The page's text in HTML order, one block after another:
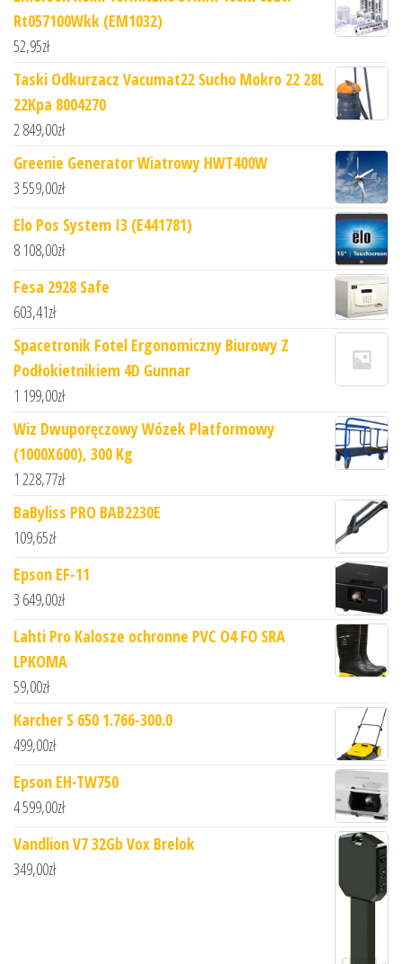
Rt057100Wkk (EM1032)
52,95zł
Taski Odkurzacz Vacumat22 Sucho Mokro 22 28L
22Kpa 8004270
2 849,00zł
Greenie Generator Wiatrowy HWT400W
3 559,00zł
Elo Pos System I3 (E441781)
8 108,00zł
Fesa 2928 Safe
603,41zł
Spacetronik Fotel Ergonomiczny Biurowy Z
Podłokietnikiem 4D Gunnar
1 199,00zł
Wiz Dwuporęczowy Wózek Platformowy
(1000X600), 300 Kg
1 228,77zł
BaByliss PRO BAB2230E
109,65zł
Epson EF-11
3 649,00zł
Lahti Pro Kalosze ochronne PVC O4 FO SRA
LPKOMA
59,00zł
Karcher S 650 1.766-300.0
499,00zł
Epson EH-TW750
4 599,00zł
Vandlion V7 32Gb Vox Brelok
349,00zł